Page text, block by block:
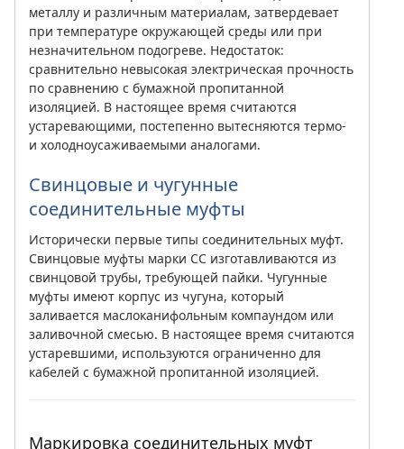
металлу и различным материалам, затвердевает
при температуре окружающей среды или при
незначительном подогреве. Недостаток:
сравнительно невысокая электрическая прочность
по сравнению с бумажной пропитанной
изоляцией. В настоящее время считаются
устаревающими, постепенно вытесняются термо-
и холодноусаживаемыми аналогами.
Свинцовые и чугунные
соединительные муфты
Исторически первые типы соединительных муфт.
Свинцовые муфты марки СС изготавливаются из
свинцовой трубы, требующей пайки. Чугунные
муфты имеют корпус из чугуна, который
заливается маслоканифольным компаундом или
заливочной смесью. В настоящее время считаются
устаревшими, используются ограниченно для
кабелей с бумажной пропитанной изоляцией.
Маркировка соединительных муфт